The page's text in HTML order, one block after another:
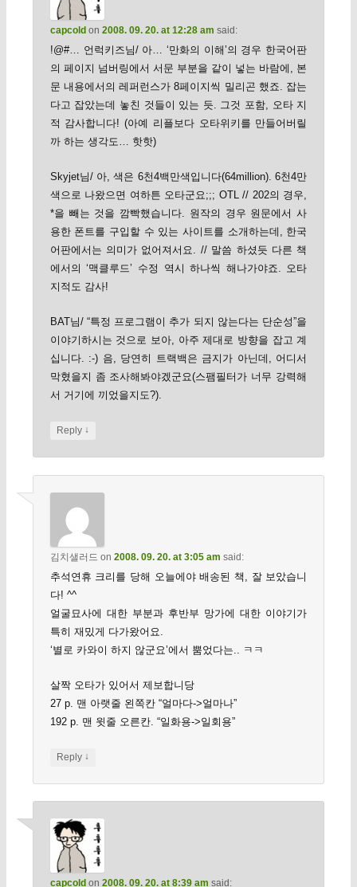
capcoldon 2008. 09. 20. at 12:28 am said:
!@#… 언럭키즈님/ 아… ‘만화의 이해’의 경우 한국어판
의 페이지 넘버링에서 서문 부분을 같이 넣는 바람에, 본
문 내용에서의 레퍼런스가 8페이지씩 밀리곤 했죠. 잡는
다고 잡았는데 놓친 것들이 있는 듯. 그것 포함, 오타 지
적 감사합니다! (아예 리플보다 오타위키를 만들어버릴
까 하는 생각도… 핫핫)
Skyjet님/ 아, 색은 6천4백만색입니다(64million). 6천4만
색으로 나왔으면 여하튼 오타군요;;; OTL // 202의 경우,
*을 빼는 것을 깜빡했습니다. 원작의 경우 원문에서 사
용한 폰트를 구입할 수 있는 사이트를 소개하는데, 한국
어판에서는 의미가 없어져서요. // 말씀 하셨듯 다른 책
에서의 ‘맥클루드’ 수정 역시 하나씩 해나가야죠. 오타
지적도 감사!
BAT님/ “특정 프로그램이 추가 되지 않는다는 단순성”을
이야기하시는 것으로 보아, 아주 제대로 방향을 잡고 계
십니다. :-) 음, 당연히 트랙백은 금지가 아닌데, 어디서
막혔을지 좀 조사해봐야겠군요(스팸필터가 너무 강력해
서 거기에 끼었을지도?).
Reply ↓
김치샐러드 on 2008. 09. 20. at 3:05 am said:
추석연휴 크리를 당해 오늘에야 배송된 책, 잘 보았습니
다! ^^
얼굴묘사에 대한 부분과 후반부 망가에 대한 이야기가
특히 재밌게 다가왔어요.
‘별로 카와이 하지 않군요’에서 뿜었다는.. ㅋㅋ
살짝 오타가 있어서 제보합니당
27 p. 맨 아랫줄 왼쪽칸 “얼마다->얼마나”
192 p. 맨 윗줄 오른칸. “일화용->일회용”
Reply ↓
capcold on 2008. 09. 20. at 8:39 am said: